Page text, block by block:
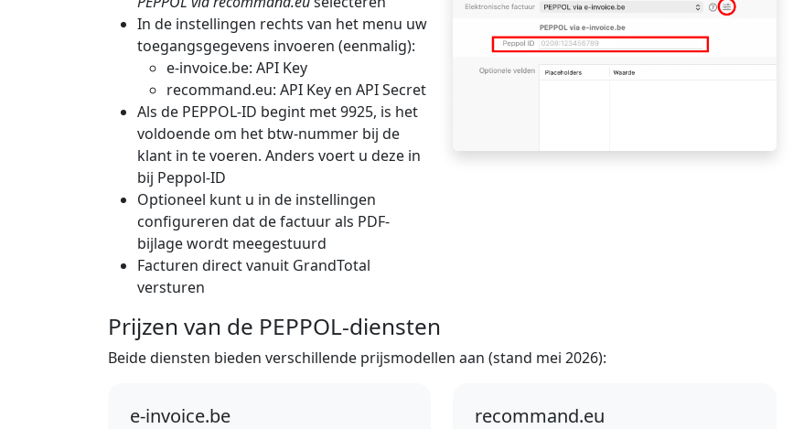
In de instellingen rechts van het menu uw
toegangsgegevens invoeren (eenmalig):
e-invoice.be: API Key
recommand.eu: API Key en API Secret
Als de PEPPOL-ID begint met 9925, is het
voldoende om het btw-nummer bij de
klant in te voeren. Anders voert u deze in
bij Peppol-ID
Optioneel kunt u in de instellingen
configureren dat de factuur als PDF-
bijlage wordt meegestuurd
Facturen direct vanuit GrandTotal
versturen
Prijzen van de PEPPOL-diensten
Beide diensten bieden verschillende prijsmodellen aan (stand mei 2026):
e-invoice.be recommand.eu